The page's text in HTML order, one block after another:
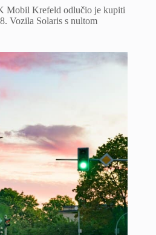
Mobil Krefeld odlučio je kupiti
Vozila Solaris s nultom